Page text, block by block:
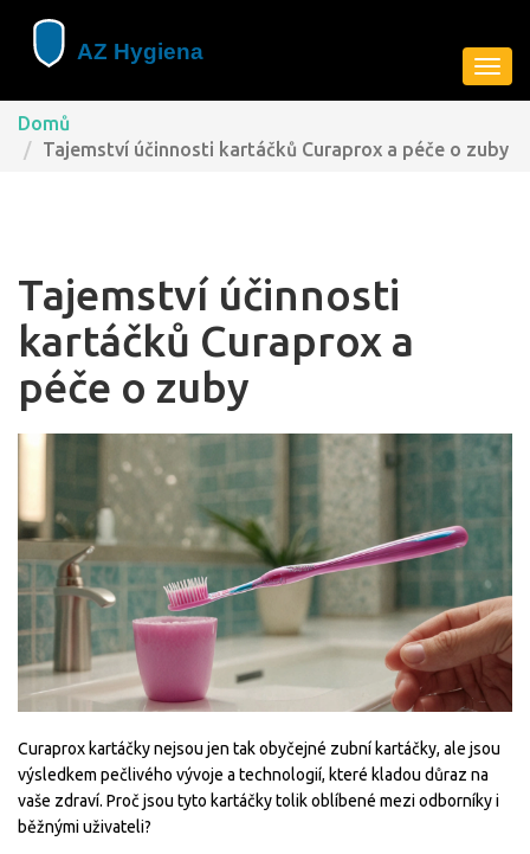
Domů
Tajemství účinnosti kartáčků Curaprox a péče o zuby
Tajemství účinnosti
kartáčků Curaprox a
péče o zuby
Curaprox kartáčky nejsou jen tak obyčejné zubní kartáčky, ale jsou
výsledkem pečlivého vývoje a technologií, které kladou důraz na
vaše zdraví. Proč jsou tyto kartáčky tolik oblíbené mezi odborníky i
běžnými uživateli?